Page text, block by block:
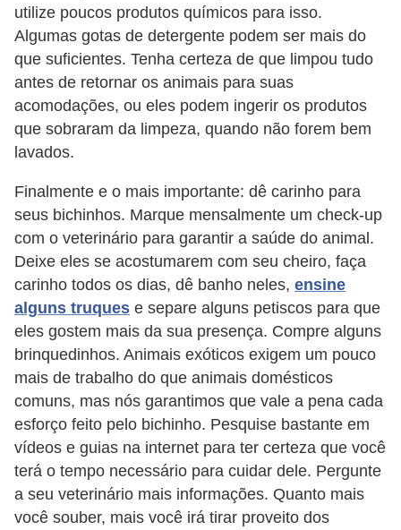
utilize poucos produtos químicos para isso.
Algumas gotas de detergente podem ser mais do
que suficientes. Tenha certeza de que limpou tudo
antes de retornar os animais para suas
acomodações, ou eles podem ingerir os produtos
que sobraram da limpeza, quando não forem bem
lavados.
Finalmente e o mais importante: dê carinho para
seus bichinhos. Marque mensalmente um check-up
com o veterinário para garantir a saúde do animal.
Deixe eles se acostumarem com seu cheiro, faça
carinho todos os dias, dê banho neles, ensine
alguns truques e separe alguns petiscos para que
eles gostem mais da sua presença. Compre alguns
brinquedinhos. Animais exóticos exigem um pouco
mais de trabalho do que animais domésticos
comuns, mas nós garantimos que vale a pena cada
esforço feito pelo bichinho. Pesquise bastante em
vídeos e guias na internet para ter certeza que você
terá o tempo necessário para cuidar dele. Pergunte
a seu veterinário mais informações. Quanto mais
você souber, mais você irá tirar proveito dos
c
h
o
r
e
c
a
n
i
n
o
s
G
a
t
o